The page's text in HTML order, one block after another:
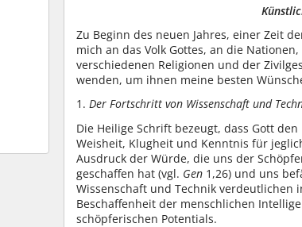
Zu Beginn des neuen Jahres, einer Zeit
mich an das Volk Gottes, an die
verschiedenen Religionen und der
wenden, um ihnen meine besten
1. Der Fortschritt von Wissenschaft und
Die Heilige Schrift bezeugt, dass Gott
Weisheit, Klugheit und Kenntnis für
Ausdruck der Würde, die uns der
geschaffen hat (vgl. Gen 1,26) und uns
Wissenschaft und Technik verdeutlichen
Beschaffenheit der menschlichen
schöpferischen Potentials.